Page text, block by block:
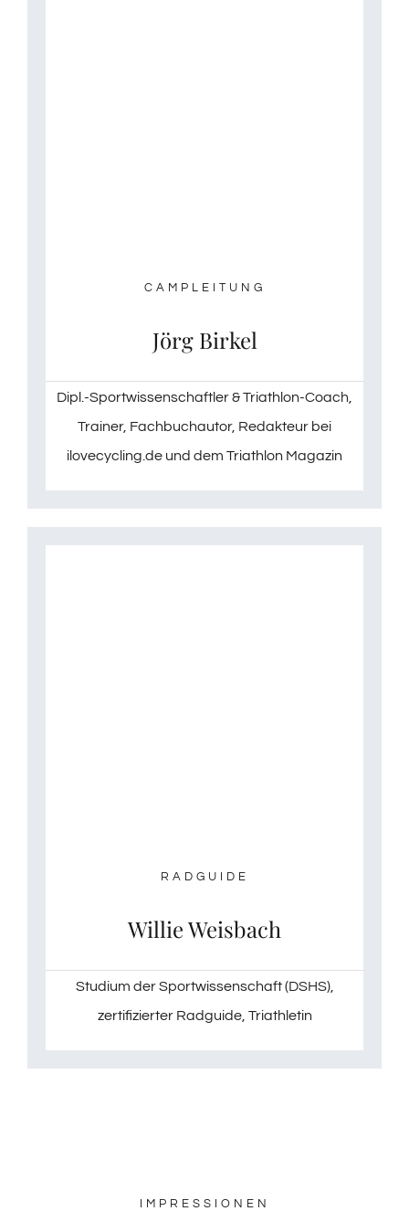
CAMPLEITUNG
Jörg Birkel
Dipl.-Sportwissenschaftler & Triathlon-Coach,
Trainer, Fachbuchautor, Redakteur bei
ilovecycling.de und dem Triathlon Magazin
RADGUIDE
Willie Weisbach
Studium der Sportwissenschaft (DSHS),
zertifizierter Radguide, Triathletin
IMPRESSIONEN